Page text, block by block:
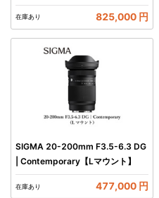
在庫あり 825,000 円
SIGMA 20-200mm F3.5-6.3 DG
| Contemporary【Lマウント】
在庫あり 477,000 円